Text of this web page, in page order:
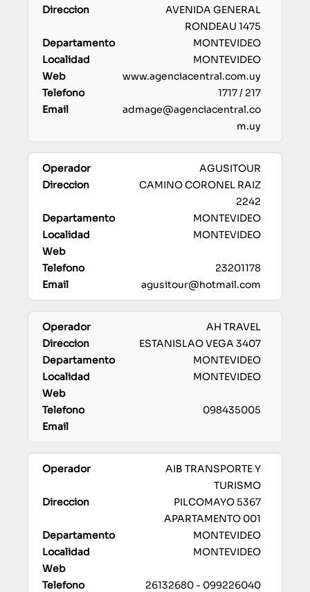
AVENIDA GENERAL
RONDEAU 1475
MONTEVIDEO
MONTEVIDEO
www.agenciacentral.com.uy
1717 / 217
admage@agenciacentral.co
m.uy
AGUSITOUR
CAMINO CORONEL RAIZ
2242
MONTEVIDEO
MONTEVIDEO
23201178
agusitour@hotmail.com
AH TRAVEL
ESTANISLAO VEGA 3407
MONTEVIDEO
MONTEVIDEO
098435005
AIB TRANSPORTE Y
TURISMO
PILCOMAYO 5367
APARTAMENTO 001
MONTEVIDEO
MONTEVIDEO
26132680 - 099226040